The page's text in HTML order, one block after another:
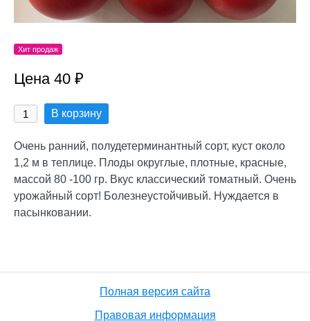
Хит продаж
Цена 40 ₽
В корзину
Очень ранний, полудетерминантный сорт, куст около
1,2 м в теплице. Плоды округлые, плотные, красные,
массой 80 -100 гр. Вкус классический томатный. Очень
урожайный сорт! Болезнеустойчивый. Нуждается в
пасынковании.
Полная версия сайта
Правовая информация